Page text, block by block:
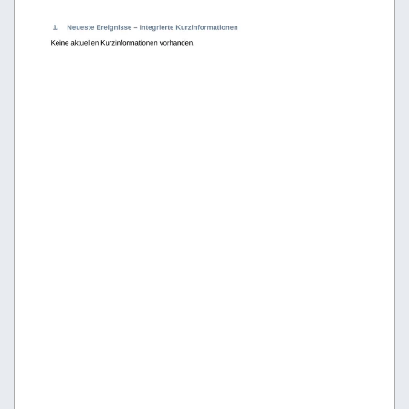
1.
Neueste Ereignisse – Integrierte Kurzinformationen
Keine aktuellen Kurzinformationen vorhanden.